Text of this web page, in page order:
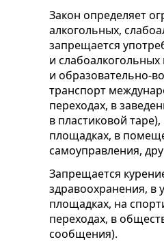
Закон определяет
алкогольных,
запрещается
и
и образовательно-
транспорт
переходах, в
в пластиковой
площадках, в
самоуправления,
Запрещается
здравоохранения, в
площадках, на
переходах, в
сообщения).